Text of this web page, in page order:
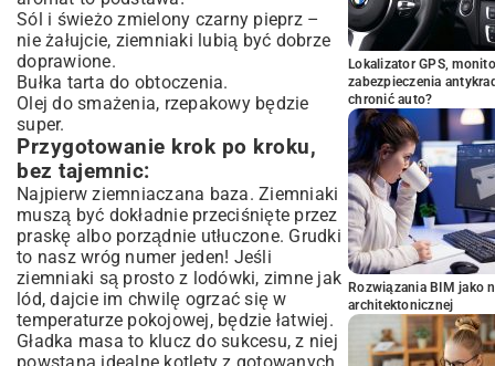
Sól i świeżo zmielony czarny pieprz –
nie żałujcie, ziemniaki lubią być dobrze
doprawione.
Bułka tarta do obtoczenia.
Olej do smażenia, rzepakowy będzie
super.
Przygotowanie krok po kroku,
bez tajemnic:
Najpierw ziemniaczana baza. Ziemniaki
muszą być dokładnie przeciśnięte przez
praskę albo porządnie utłuczone. Grudki
to nasz wróg numer jeden! Jeśli
ziemniaki są prosto z lodówki, zimne jak
lód, dajcie im chwilę ogrzać się w
temperaturze pokojowej, będzie łatwiej.
Gładka masa to klucz do sukcesu, z niej
Lokalizator GPS,
zabezpieczenia
chronić auto?
Rozwiązania BIM jako
architektonicznej